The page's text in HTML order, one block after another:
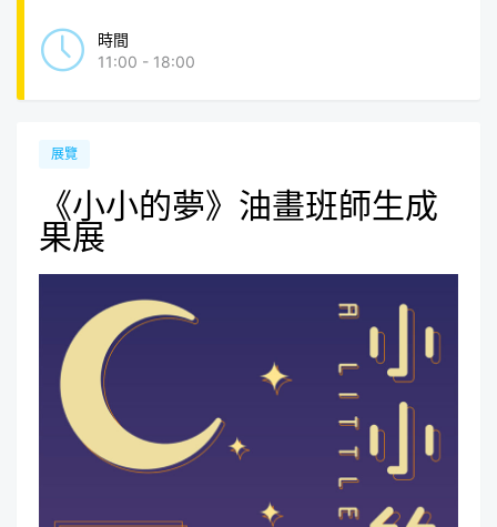
時間
11:00 - 18:00
展覽
《小小的夢》油畫班師生成
果展